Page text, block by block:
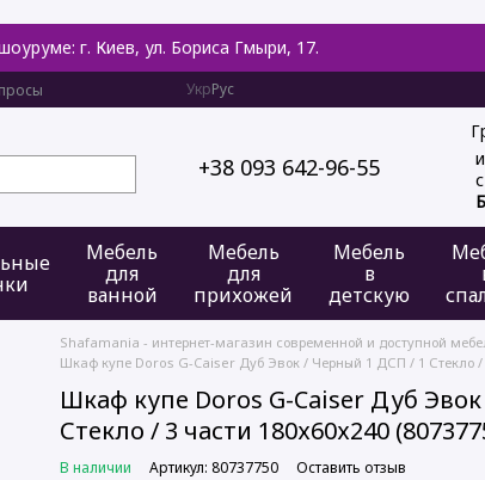
г. Киев, ул. Бориса Гмыри, 17.
УкрРус
+38 093 642-96-55
Мебель
для
ванной
Мебель
для
прихожей
Мебель
в
детскую
Shafamania - интернет-магазин современной и доступной
Шкаф купе Doros G-Caiser Дуб Эвок / Черный 1 ДСП / 1 Стекло /
Шкаф купе Doros G-Caiser Дуб
Стекло / 3 части 180х60х240
В наличии Артикул: 80737750 Оставить отзыв